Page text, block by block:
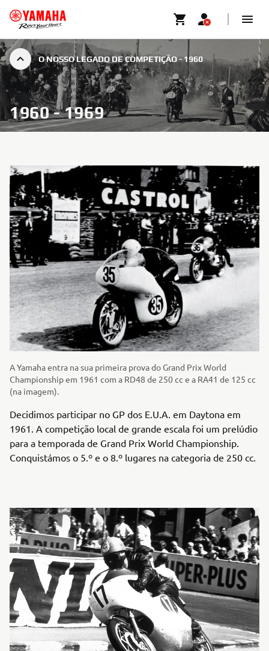
O NOSSO LEGADO DE COMPETIÇÃO - 1960
1960 - 1969
A Yamaha entra na sua primeira prova do Grand Prix World
Championship em 1961 com a RD48 de 250 cc e a RA41 de 125 cc
(na imagem).
Decidimos participar no GP dos E.U.A. em Daytona em
1961. A competição local de grande escala foi um prelúdio
para a temporada de Grand Prix World Championship.
Conquistámos o 5.º e o 8.º lugares na categoria de 250 cc.